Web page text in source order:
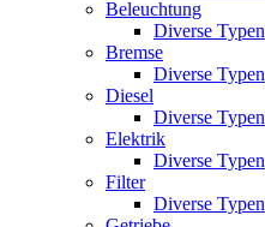
Beleuchtung
Diverse Typen
Bremse
Diverse Typen
Diesel
Diverse Typen
Elektrik
Diverse Typen
Filter
Diverse Typen